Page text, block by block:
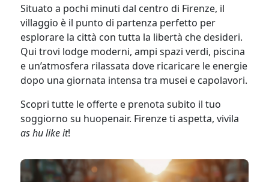
Situato a pochi minuti dal centro di Firenze, il
villaggio è il punto di partenza perfetto per
esplorare la città con tutta la libertà che desideri.
Qui trovi lodge moderni, ampi spazi verdi, piscina
e un’atmosfera rilassata dove ricaricare le energie
dopo una giornata intensa tra musei e capolavori.
Scopri tutte le offerte e prenota subito il tuo
soggiorno su huopenair. Firenze ti aspetta, vivila
as hu like it!